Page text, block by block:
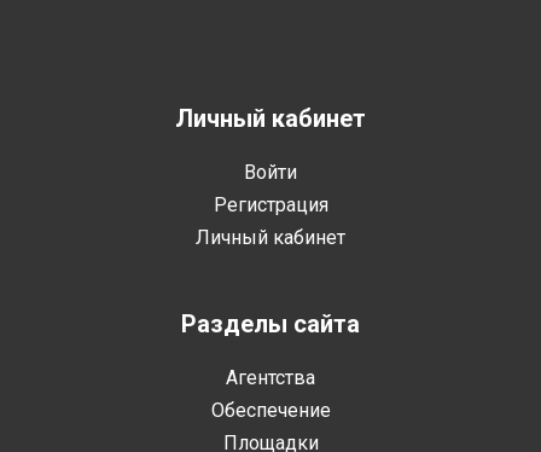
Личный кабинет
Войти
Регистрация
Личный кабинет
Разделы сайта
Агентства
Обеспечение
Площадки